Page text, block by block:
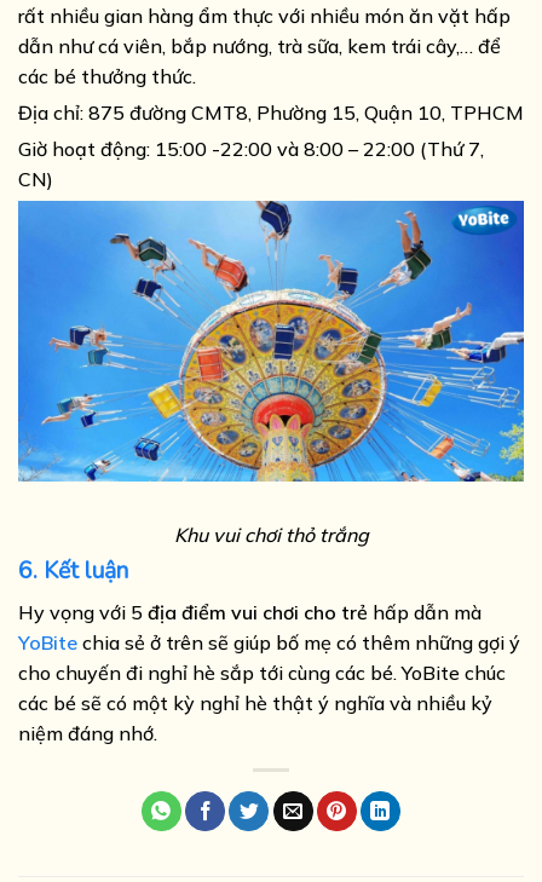
rất nhiều gian hàng ẩm thực với nhiều món ăn vặt hấp
dẫn như cá viên, bắp nướng, trà sữa, kem trái cây,… để
các bé thưởng thức.
Địa chỉ: 875 đường CMT8, Phường 15, Quận 10, TPHCM
Giờ hoạt động: 15:00 -22:00 và 8:00 – 22:00 (Thứ 7,
CN)
Khu vui chơi thỏ trắng
6. Kết luận
Hy vọng với 5 địa điểm vui chơi cho trẻ hấp dẫn mà
YoBite chia sẻ ở trên sẽ giúp bố mẹ có thêm những gợi ý
cho chuyến đi nghỉ hè sắp tới cùng các bé. YoBite chúc
các bé sẽ có một kỳ nghỉ hè thật ý nghĩa và nhiều kỷ
niệm đáng nhớ.